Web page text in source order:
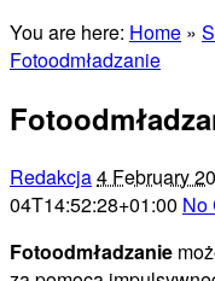
You are here: Home »
Fotoodmładzanie
Redakcja4 February
04T14:52:28+01:00 No
Fotoodmładzanie